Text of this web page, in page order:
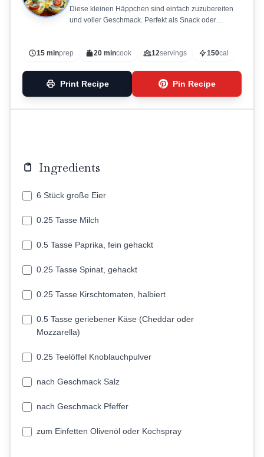
Diese kleinen Häppchen sind einfach zuzubereiten
und voller Geschmack. Perfekt als Snack oder
15 minprep 20 mincook 12servings 150cal
Print Recipe Pin Recipe
Ingredients
6 Stück große Eier
0.25 Tasse Milch
0.5 Tasse Paprika, fein gehackt
0.25 Tasse Spinat, gehackt
0.25 Tasse Kirschtomaten, halbiert
0.5 Tasse geriebener Käse (Cheddar oder
Mozzarella)
0.25 Teelöffel Knoblauchpulver
nach Geschmack Salz
nach Geschmack Pfeffer
zum Einfetten Olivenöl oder Kochspray